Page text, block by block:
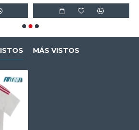
MÁS VISTOS